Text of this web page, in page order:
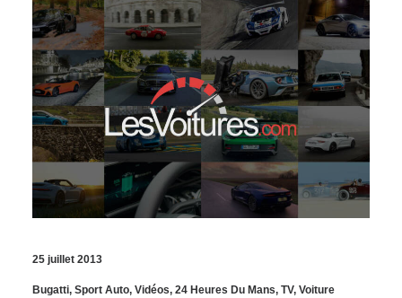
25 juillet 2013
Bugatti, Sport Auto, Vidéos, 24 Heures Du Mans, TV, Voiture